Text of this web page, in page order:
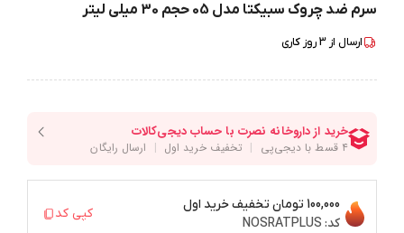
سرم ضد چروک سبیکتا مدل 05 حجم 30 میلی لیتر
ارسال از 3روز کاری
100,000 تومان
تخفیف خرید اول
کد: NOSRATPLUS
کپی کد